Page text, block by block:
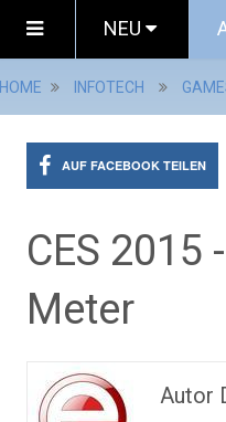
NEU
HOME INFOTECH
AUF FACEBOOK TEILEN
CES
Meter
Autor